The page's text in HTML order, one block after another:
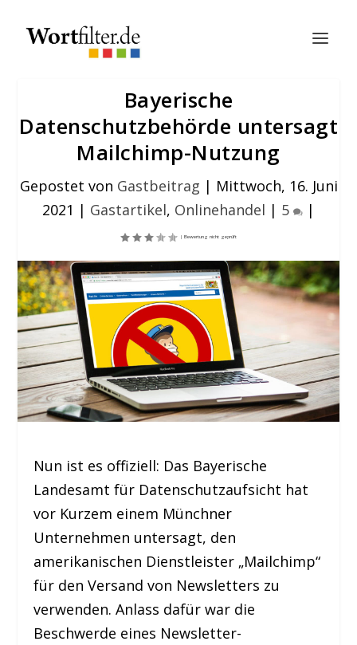
Bayerische
Datenschutzbehörde untersagt
Mailchimp-Nutzung
Gepostet von Gastbeitrag | Mittwoch, 16. Juni
2021 | Gastartikel, Onlinehandel | 5 |
Nun ist es offiziell: Das Bayerische
Landesamt für Datenschutzaufsicht hat
vor Kurzem einem Münchner
Unternehmen untersagt, den
amerikanischen Dienstleister „Mailchimp“
für den Versand von Newsletters zu
verwenden. Anlass dafür war die
Beschwerde eines Newsletter-